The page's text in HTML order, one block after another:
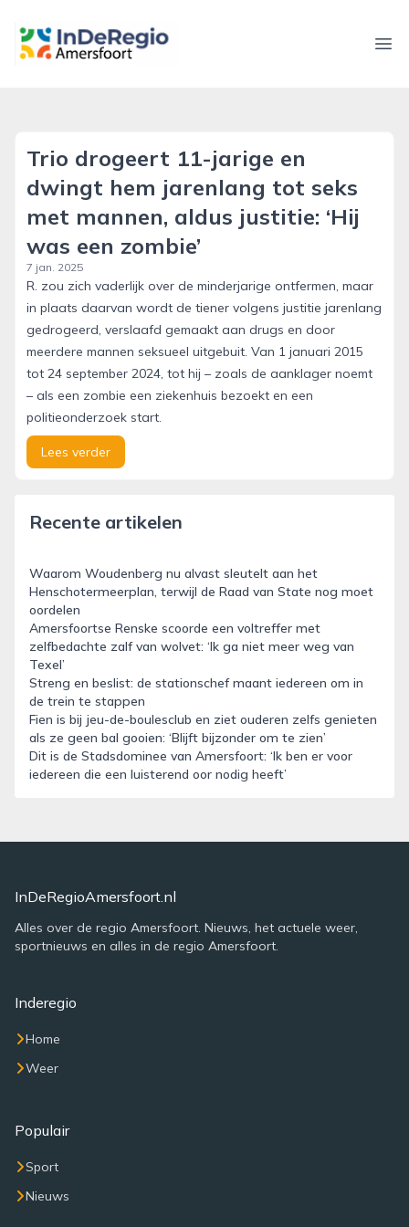
inderegioamersfoort.nl
Trio drogeert 11-jarige en
dwingt hem jarenlang tot seks
met mannen, aldus justitie: ‘Hij
was een zombie’
7 jan. 2025
R. zou zich vaderlijk over de minderjarige ontfermen, maar
in plaats daarvan wordt de tiener volgens justitie jarenlang
gedrogeerd, verslaafd gemaakt aan drugs en door
meerdere mannen seksueel uitgebuit. Van 1 januari 2015
tot 24 september 2024, tot hij – zoals de aanklager noemt
– als een zombie een ziekenhuis bezoekt en een
politieonderzoek start.
Lees verder
Recente artikelen
Waarom Woudenberg nu alvast sleutelt aan het
Henschotermeerplan, terwijl de Raad van State nog moet
oordelen
Amersfoortse Renske scoorde een voltreffer met
zelfbedachte zalf van wolvet: ‘Ik ga niet meer weg van
Texel’
Streng en beslist: de stationschef maant iedereen om in
de trein te stappen
Fien is bij jeu-de-boulesclub en ziet ouderen zelfs genieten
als ze geen bal gooien: ‘Blijft bijzonder om te zien’
Dit is de Stadsdominee van Amersfoort: ‘Ik ben er voor
iedereen die een luisterend oor nodig heeft’
InDeRegioAmersfoort.nl
Alles over de regio Amersfoort. Nieuws, het actuele weer,
sportnieuws en alles in de regio Amersfoort.
Inderegio
Home
Weer
Populair
Sport
Nieuws